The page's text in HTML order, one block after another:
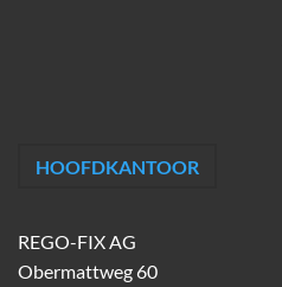
HOOFDKANTOOR
REGO-FIX AG
Obermattweg 60